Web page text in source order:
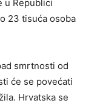
u Republici
23 tisuća osoba
smrtnosti od
će se povećati
Hrvatska se